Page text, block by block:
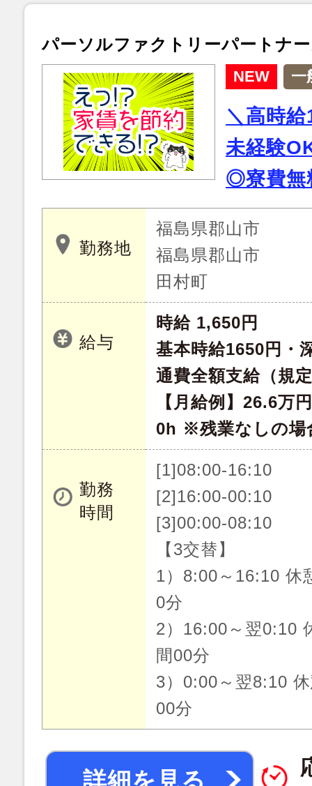
パーソルファクトリーパートナ
NEW 一
＼高時
未経験
◎寮費無
勤務地
福島県郡山市
福島県郡山市
田村町
給与
時給 1,650円
基本時給1650円・
通費全額支給（規
【月給例】26.6万
0h ※残業なしの場
勤務
時間
[1]08:00-16:10
[2]16:00-00:10
[3]00:00-08:10
【3交替】
1）8:00～16:10 休
0分
2）16:00～翌0:10
間00分
3）0:00～翌8:10
00分
詳細を見る